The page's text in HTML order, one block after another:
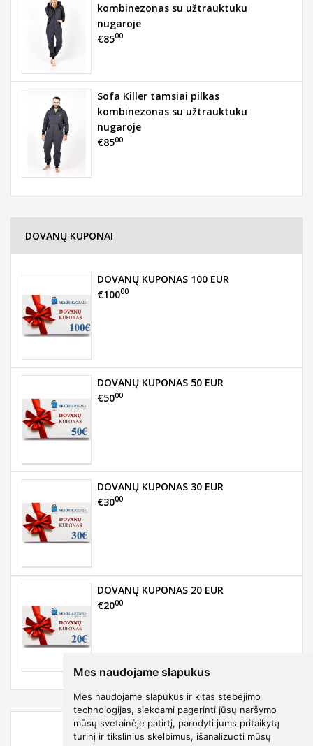
Mes naudojame slapukus
Mes naudojame slapukus ir kitas stebėjimo
technologijas, siekdami pagerinti jūsų naršymo
mūsų svetainėje patirtį, parodyti jums pritaikytą
turinį ir tikslinius skelbimus, išanalizuoti mūsų
kombinezonas su užtrauktuku
nugaroje
€8500
Sofa Killer tamsiai pilkas
kombinezonas su užtrauktuku
nugaroje
€8500
DOVANŲ KUPONAI
DOVANŲ KUPONAS 100 EUR
€10000
DOVANŲ KUPONAS 50 EUR
€5000
DOVANŲ KUPONAS 30 EUR
€3000
DOVANŲ KUPONAS 20 EUR
€2000